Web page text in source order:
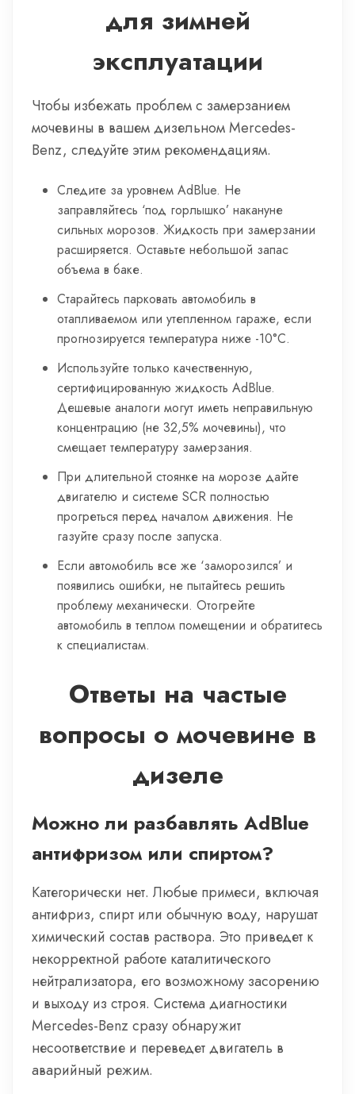
для зимней
эксплуатации
Чтобы избежать проблем с замерзанием
мочевины в вашем дизельном Mercedes-
Benz, следуйте этим рекомендациям.
Следите за уровнем AdBlue. Не
заправляйтесь ‘под горлышко’ накануне
сильных морозов. Жидкость при замерзании
расширяется. Оставьте небольшой запас
объема в баке.
Старайтесь парковать автомобиль в
отапливаемом или утепленном гараже, если
прогнозируется температура ниже -10°C.
Используйте только качественную,
сертифицированную жидкость AdBlue.
Дешевые аналоги могут иметь неправильную
концентрацию (не 32,5% мочевины), что
смещает температуру замерзания.
При длительной стоянке на морозе дайте
двигателю и системе SCR полностью
прогреться перед началом движения. Не
газуйте сразу после запуска.
Если автомобиль все же ‘заморозился’ и
появились ошибки, не пытайтесь решить
проблему механически. Отогрейте
автомобиль в теплом помещении и обратитесь
к специалистам.
Ответы на частые
вопросы о мочевине в
дизеле
Можно ли разбавлять AdBlue
антифризом или спиртом?
Категорически нет. Любые примеси, включая
антифриз, спирт или обычную воду, нарушат
химический состав раствора. Это приведет к
некорректной работе каталитического
нейтрализатора, его возможному засорению
и выходу из строя. Система диагностики
Mercedes-Benz сразу обнаружит
несоответствие и переведет двигатель в
аварийный режим.